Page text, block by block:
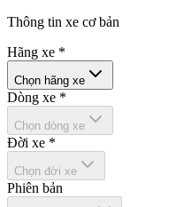
Thông tin xe cơ bản
Hãng xe *
Chọn hãng xe
Dòng xe *
Chọn dòng xe
Đời xe *
Chọn đời xe
Phiên bản